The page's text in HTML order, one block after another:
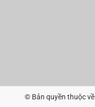
© Bản quyền thuộc